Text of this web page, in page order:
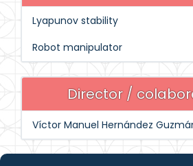
Lyapunov stability
Robot manipulator
Director /
Víctor Manuel Hernández